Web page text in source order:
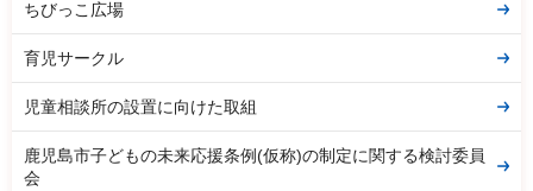
ちびっこ広場
育児サークル
児童相談所の設置に向けた取組
鹿児島市子どもの未来応援条例(仮称)の制定に関する検討委員
会